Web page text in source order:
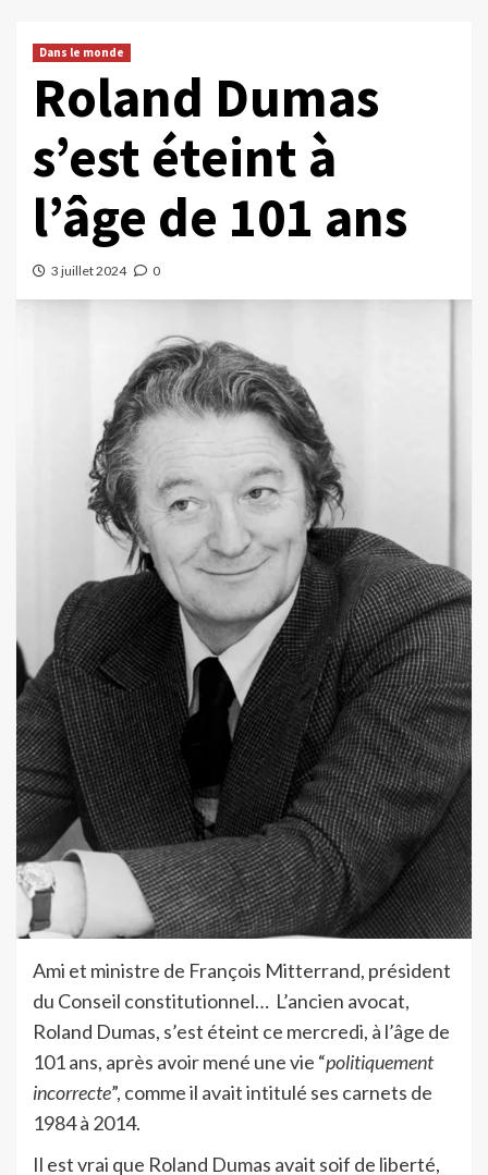
Dans le monde
Roland Dumas
s’est éteint à
l’âge de 101 ans
3 juillet 2024 0
Ami et ministre de François Mitterrand, président
du Conseil constitutionnel… L’ancien avocat,
Roland Dumas, s’est éteint ce mercredi, à l’âge de
101 ans, après avoir mené une vie “politiquement
incorrecte”, comme il avait intitulé ses carnets de
1984 à 2014.
Il est vrai que Roland Dumas avait soif de liberté,